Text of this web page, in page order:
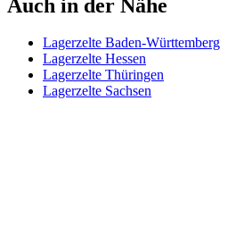
Auch in der Nähe
Lagerzelte Baden-Württemberg
Lagerzelte Hessen
Lagerzelte Thüringen
Lagerzelte Sachsen